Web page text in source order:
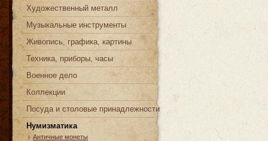
Художественный металл
Музыкальные инструменты
Живопись, графика, картины
Техника, приборы, часы
Военное дело
Коллекции
Посуда и столовые принадлежности
Нумизматика
Античные монеты